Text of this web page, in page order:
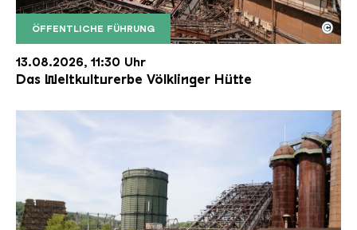
ÖFFENTLICHE FÜHRUNG
Der Erzschrägaufzug der Völklinger Hütte mit
Copyright: Weltkulturerbe Völklinger Hütte | Karl
©
13.08.2026, 11:30 Uhr
Das Weltkulturerbe Völklinger Hütte